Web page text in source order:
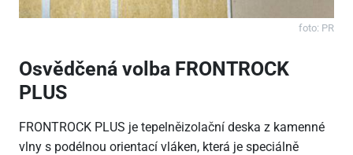
foto: PR
Osvědčená volba FRONTROCK
PLUS
FRONTROCK PLUS je tepelněizolační deska z kamenné
vlny s podélnou orientací vláken, která je speciálně